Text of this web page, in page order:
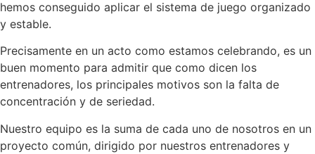
hemos conseguido aplicar el sistema de juego organizado
y estable.
Precisamente en un acto como estamos celebrando, es un
buen momento para admitir que como dicen los
entrenadores, los principales motivos son la falta de
concentración y de seriedad.
Nuestro equipo es la suma de cada uno de nosotros en un
proyecto común, dirigido por nuestros entrenadores y